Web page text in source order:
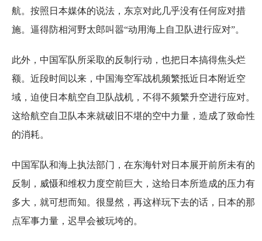
航。按照日本媒体的说法，东京对此几乎没有任何应对措
施。逼得防相河野太郎叫嚣“动用海上自卫队进行应对”。
此外，中国军队所采取的反制行动，也把日本搞得焦头烂
额。近段时间以来，中国海空军战机频繁抵近日本附近空
域，迫使日本航空自卫队战机，不得不频繁升空进行应对。
这给航空自卫队本来就破旧不堪的空中力量，造成了致命性
的消耗。
中国军队和海上执法部门，在东海针对日本展开前所未有的
反制，威慑和维权力度空前巨大，这给日本所造成的压力有
多大，就可想而知。很显然，再这样玩下去的话，日本的那
点军事力量，迟早会被玩垮的。